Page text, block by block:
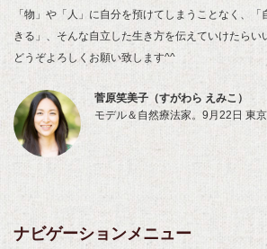
「物」や「人」に自分を預けてしまうことなく、
きる」、そんな自立した生き方を伝えていけたらい
どうぞよろしくお願い致します^^
菅原笑美子（すがわら えみこ）
モデル＆自然療法家。9月22日 東京
ナビゲーションメニュー